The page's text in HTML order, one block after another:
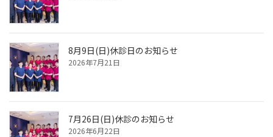
8月9日(日)休診日のお知らせ
2026年7月21日
7月26日(日)休診のお知らせ
2026年6月22日